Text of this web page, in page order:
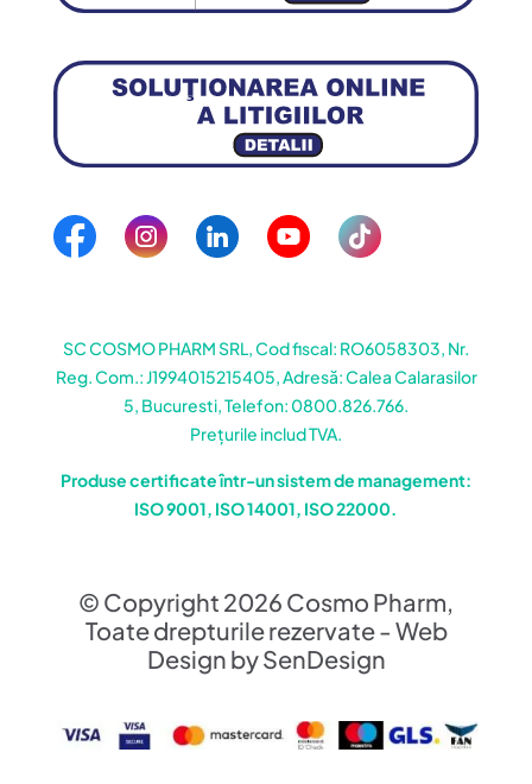
SC COSMO PHARM SRL, Cod fiscal: RO6058303, Nr.
Reg. Com.: J1994015215405, Adresă: Calea Calarasilor
5, Bucuresti, Telefon: 0800.826.766.
Prețurile includ TVA.
Produse certificate într-un sistem de management:
ISO 9001, ISO 14001, ISO 22000.
© Copyright 2026 Cosmo Pharm,
Toate drepturile rezervate - Web
Design by SenDesign